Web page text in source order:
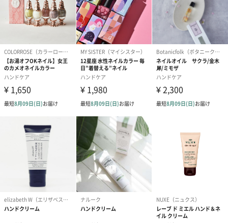
ラベンダー
優雅さと力強さを感じさせる豊かなラベンダーの香りです。
ローズ
つみたてのローズブーケのようにフレッシュで華やかな香りで
ピンクグレープフルーツ
太陽の光ではじけんばかりの新鮮なピンクグレープフルーツの香
りです。